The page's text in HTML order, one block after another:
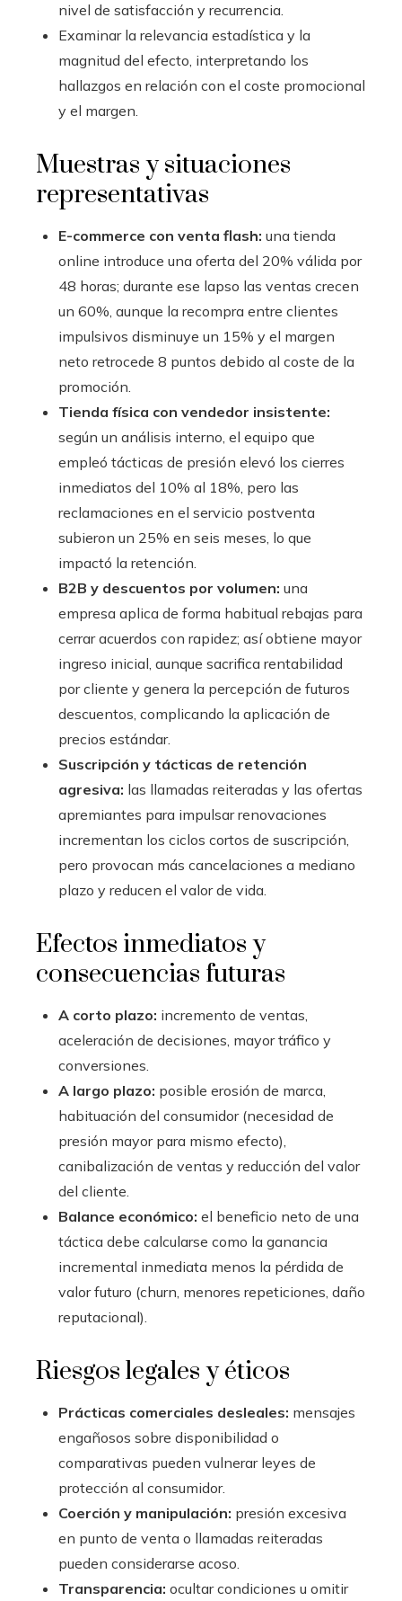
nivel de satisfacción y recurrencia.
Examinar la relevancia estadística y la
magnitud del efecto, interpretando los
hallazgos en relación con el coste promocional
y el margen.
Muestras y situaciones
representativas
E-commerce con venta flash: una tienda
online introduce una oferta del 20% válida por
48 horas; durante ese lapso las ventas crecen
un 60%, aunque la recompra entre clientes
impulsivos disminuye un 15% y el margen
neto retrocede 8 puntos debido al coste de la
promoción.
Tienda física con vendedor insistente:
según un análisis interno, el equipo que
empleó tácticas de presión elevó los cierres
inmediatos del 10% al 18%, pero las
reclamaciones en el servicio postventa
subieron un 25% en seis meses, lo que
impactó la retención.
B2B y descuentos por volumen: una
empresa aplica de forma habitual rebajas para
cerrar acuerdos con rapidez; así obtiene mayor
ingreso inicial, aunque sacrifica rentabilidad
por cliente y genera la percepción de futuros
descuentos, complicando la aplicación de
precios estándar.
Suscripción y tácticas de retención
agresiva: las llamadas reiteradas y las ofertas
apremiantes para impulsar renovaciones
incrementan los ciclos cortos de suscripción,
pero provocan más cancelaciones a mediano
plazo y reducen el valor de vida.
Efectos inmediatos y
consecuencias futuras
A corto plazo: incremento de ventas,
aceleración de decisiones, mayor tráfico y
conversiones.
A largo plazo: posible erosión de marca,
habituación del consumidor (necesidad de
presión mayor para mismo efecto),
canibalización de ventas y reducción del valor
del cliente.
Balance económico: el beneficio neto de una
táctica debe calcularse como la ganancia
incremental inmediata menos la pérdida de
valor futuro (churn, menores repeticiones, daño
reputacional).
Riesgos legales y éticos
Prácticas comerciales desleales: mensajes
engañosos sobre disponibilidad o
comparativas pueden vulnerar leyes de
protección al consumidor.
Coerción y manipulación: presión excesiva
en punto de venta o llamadas reiteradas
pueden considerarse acoso.
Transparencia: ocultar condiciones u omitir